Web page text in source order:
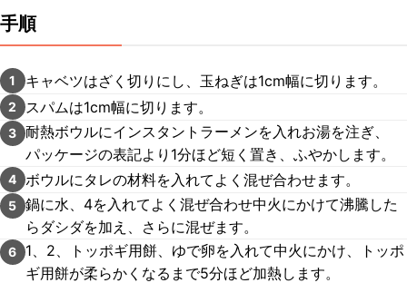
手順
1 キャベツはざく切りにし、玉ねぎは1cm幅に切ります。
2 スパムは1cm幅に切ります。
3 耐熱ボウルにインスタントラーメンを入れお湯を注ぎ、
パッケージの表記より1分ほど短く置き、ふやかします。
4 ボウルにタレの材料を入れてよく混ぜ合わせます。
5 鍋に水、4を入れてよく混ぜ合わせ中火にかけて沸騰した
らダシダを加え、さらに混ぜます。
6
1、2、トッポギ用餅、ゆで卵を入れて中火にかけ、トッポ
ギ用餅が柔らかくなるまで5分ほど加熱します。